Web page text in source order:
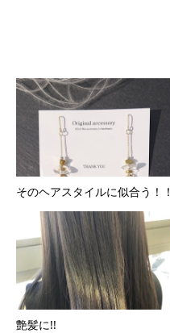
そのヘアスタイルに似合う！！
艶髪に!!